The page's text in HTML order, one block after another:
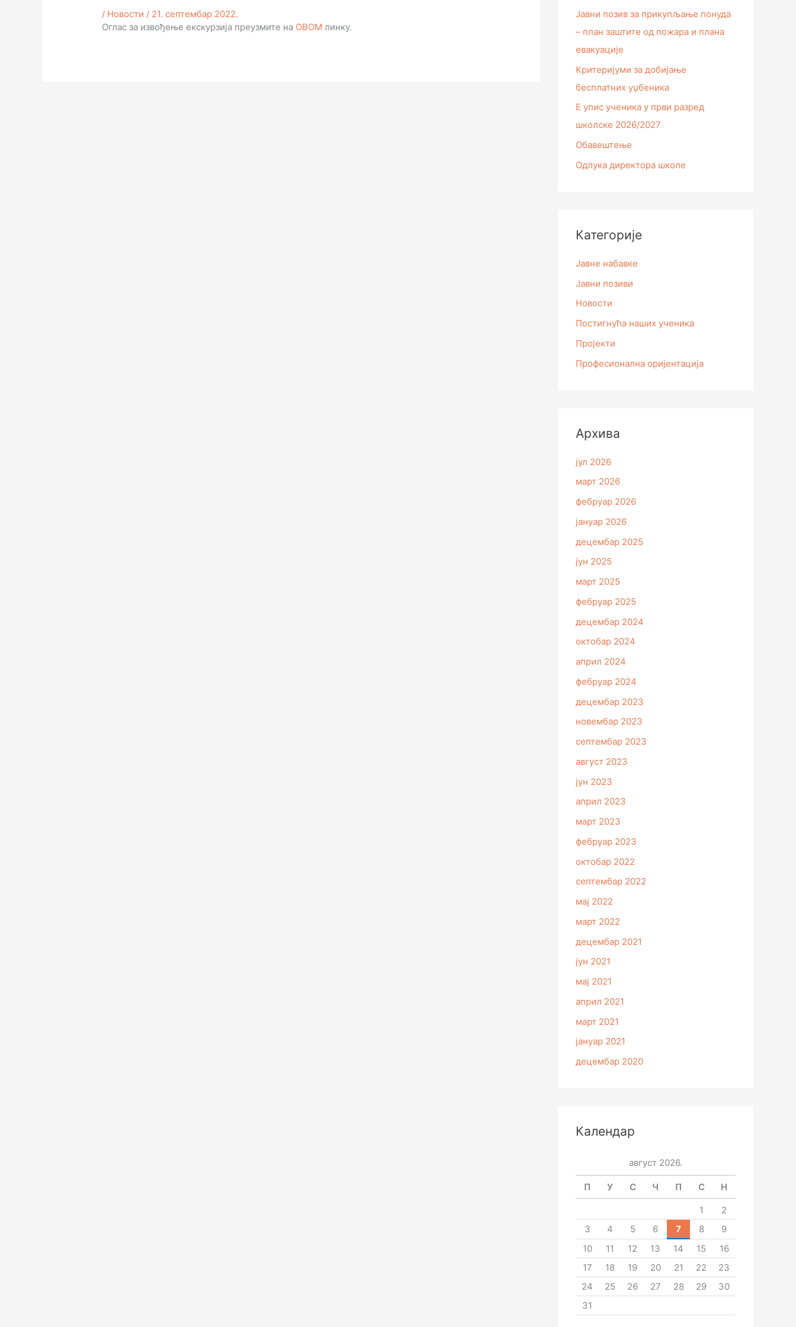
/ Новости / 21. септембар 2022.
Оглас за извођење екскурзија преузмите на ОВОМ линку.
Јавни позив за прикупљање понуда
– план заштите од пожара и плана
евакуације
Критеријуми за добијање
бесплатних уџбеника
Е упис ученика у први разред
школске 2026/2027
Обавештење
Одлука директора школе
Категорије
Јавне набавке
Јавни позиви
Новости
Постигнућа наших ученика
Пројекти
Професионална оријентација
Архивa
јул 2026
март 2026
фебруар 2026
јануар 2026
децембар 2025
јун 2025
март 2025
фебруар 2025
децембар 2024
октобар 2024
април 2024
фебруар 2024
децембар 2023
новембар 2023
септембар 2023
август 2023
јун 2023
април 2023
март 2023
фебруар 2023
октобар 2022
септембар 2022
мај 2022
март 2022
децембар 2021
јун 2021
мај 2021
април 2021
март 2021
јануар 2021
децембар 2020
Календар
август 2026.
П У С Ч П С Н
1
2
3
4 5 6 7 8
9
10
11 12 13 14 15
16
17
18 19 20 21 22
23
24
25 26 27 28 29
30
31